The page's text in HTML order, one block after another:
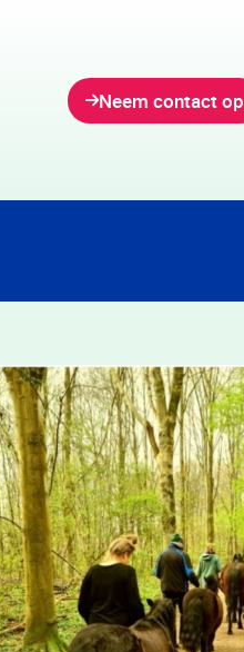
Neem contact op